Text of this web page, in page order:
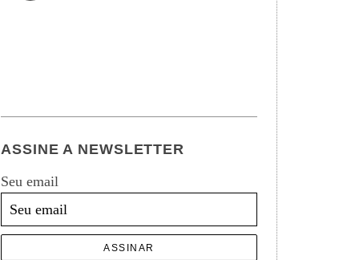
ASSINE A NEWSLETTER
Seu email
ASSINAR